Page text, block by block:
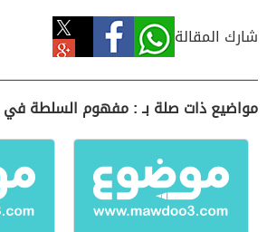
شارك المقالة
مواضيع ذات صلة بـ : مفهوم السلطة في